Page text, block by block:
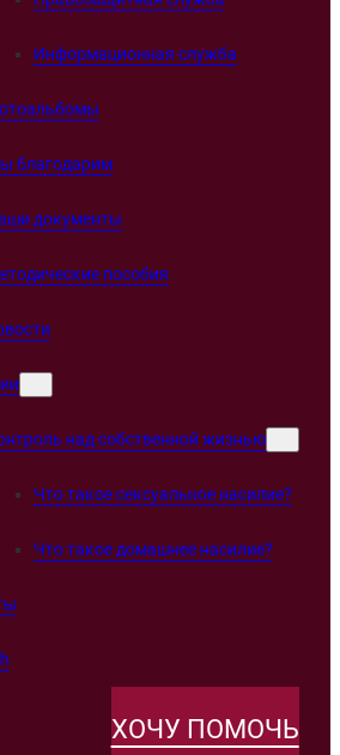
Информационная служба
благодарим
документы
пособия
над собственной жизнью
Что такое сексуальное насилие?
Что такое домашнее насилие?
ХОЧУ ПОМОЧЬ